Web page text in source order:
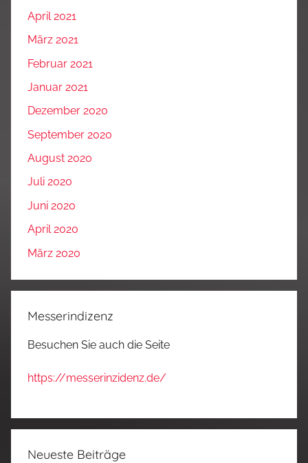
April 2021
März 2021
Februar 2021
Januar 2021
Dezember 2020
September 2020
August 2020
Juli 2020
Juni 2020
April 2020
März 2020
Messerindizenz
Besuchen Sie auch die Seite
https://messerinzidenz.de/
Neueste Beiträge